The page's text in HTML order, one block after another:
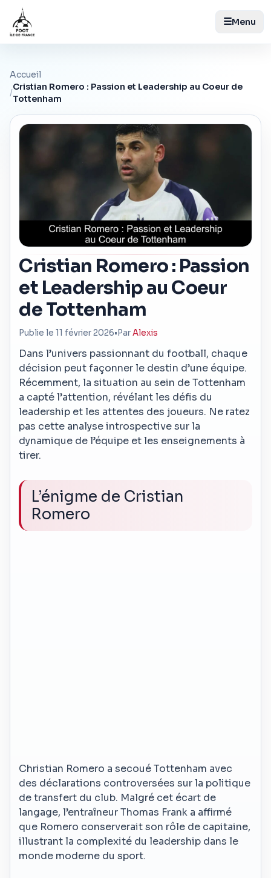
☰Menu
Accueil
/
Cristian Romero : Passion et Leadership au Coeur de
Tottenham
Cristian Romero : Passion
et Leadership au Coeur
de Tottenham
Publie le 11 février 2026• ParAlexis
Dans l’univers passionnant du football, chaque
décision peut façonner le destin d’une équipe.
Récemment, la situation au sein de Tottenham
a capté l’attention, révélant les défis du
leadership et les attentes des joueurs. Ne ratez
pas cette analyse introspective sur la
dynamique de l’équipe et les enseignements à
tirer.
L’énigme de Cristian
Romero
Christian Romero a secoué Tottenham avec
des déclarations controversées sur la politique
de transfert du club. Malgré cet écart de
langage, l’entraîneur Thomas Frank a affirmé
que Romero conserverait son rôle de capitaine,
illustrant la complexité du leadership dans le
monde moderne du sport.